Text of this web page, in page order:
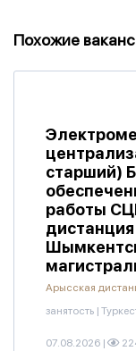
Похожие
старший)
работы
Арысская
занятость |
07.08.2026 |